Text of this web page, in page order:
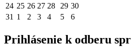
24 25 26 27 28 29 30
31 1 2 3 4 5 6
Prihlásenie k odberu